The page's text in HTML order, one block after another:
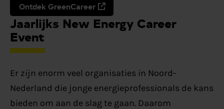
Ontdek GreenCareer
Jaarlijks New Energy Career
Event
Er zijn enorm veel organisaties in Noord-
Nederland die jonge energieprofessionals de kans
bieden om aan de slag te gaan. Daarom